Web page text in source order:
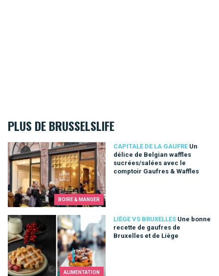
PLUS DE BRUSSELSLIFE
BOIRE & MANGER
CAPITALE DE LA GAUFRE Un
délice de Belgian waffles
sucrées/salées avec le
comptoir Gaufres & Waffles
Un délice de Belgian waffles sucrées/salées avec le
ALIMENTATION
LIÈGE VS BRUXELLES Une bonne
recette de gaufres de
Bruxelles et de Liège
Une bonne recette de gaufres de Bruxelles et de Liège